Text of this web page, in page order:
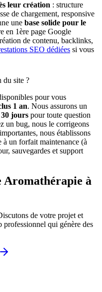
leur création : structure
de chargement, responsive
une base solide pour le
en 1ère page Google
de contenu, backlinks,
SEO dédiées si vous
du site ?
pour vous
1 an. Nous assurons un
jours pour toute question
un bug, nous le corrigeons
nous établissons
à un forfait maintenance (à
sauvegardes et support
Aromathérapie à
de votre projet et
professionnel qui génère des